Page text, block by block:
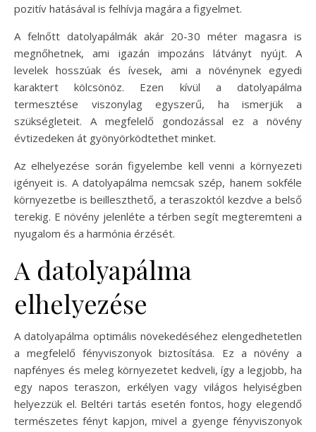
pozitív hatásával is felhívja magára a figyelmet.
A felnőtt datolyapálmák akár 20-30 méter magasra is
megnőhetnek, ami igazán impozáns látványt nyújt. A
levelek hosszúak és ívesek, ami a növénynek egyedi
karaktert kölcsönöz. Ezen kívül a datolyapálma
termesztése viszonylag egyszerű, ha ismerjük a
szükségleteit. A megfelelő gondozással ez a növény
évtizedeken át gyönyörködtethet minket.
Az elhelyezése során figyelembe kell venni a környezeti
igényeit is. A datolyapálma nemcsak szép, hanem sokféle
környezetbe is beilleszthető, a teraszoktól kezdve a belső
terekig. E növény jelenléte a térben segít megteremteni a
nyugalom és a harmónia érzését.
A datolyapálma
elhelyezése
A datolyapálma optimális növekedéséhez elengedhetetlen
a megfelelő fényviszonyok biztosítása. Ez a növény a
napfényes és meleg környezetet kedveli, így a legjobb, ha
egy napos teraszon, erkélyen vagy világos helyiségben
helyezzük el. Beltéri tartás esetén fontos, hogy elegendő
természetes fényt kapjon, mivel a gyenge fényviszonyok